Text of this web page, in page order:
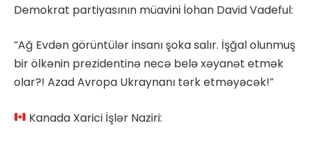
Demokrat partiyasının müavini İohan David Vadeful:
“Ağ Evdən görüntülər insanı şoka salır. İşğal olunmuş
bir ölkənin prezidentinə necə belə xəyanət etmək
olar?! Azad Avropa Ukraynanı tərk etməyəcək!”
Kanada Xarici İşlər Naziri: